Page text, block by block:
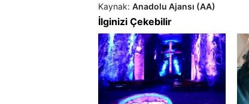
Kaynak: Anadolu Ajansı (AA)